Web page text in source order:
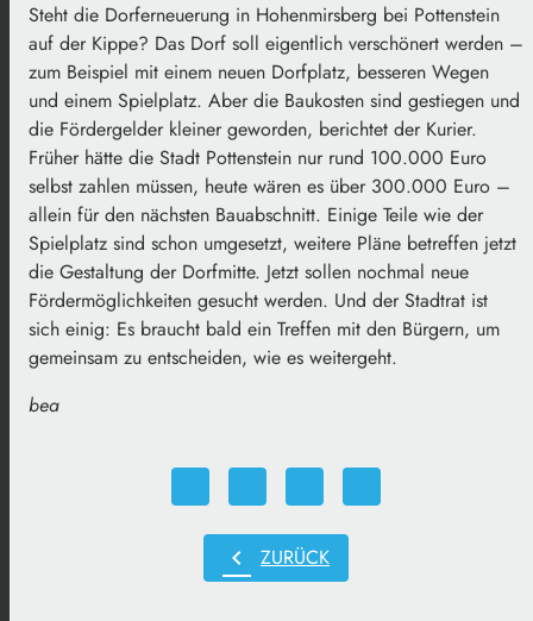
Steht die Dorferneuerung in Hohenmirsberg bei Pottenstein
auf der Kippe? Das Dorf soll eigentlich verschönert werden –
zum Beispiel mit einem neuen Dorfplatz, besseren Wegen
und einem Spielplatz. Aber die Baukosten sind gestiegen und
die Fördergelder kleiner geworden, berichtet der Kurier.
Früher hätte die Stadt Pottenstein nur rund 100.000 Euro
selbst zahlen müssen, heute wären es über 300.000 Euro –
allein für den nächsten Bauabschnitt. Einige Teile wie der
Spielplatz sind schon umgesetzt, weitere Pläne betreffen jetzt
die Gestaltung der Dorfmitte. Jetzt sollen nochmal neue
Fördermöglichkeiten gesucht werden. Und der Stadtrat ist
sich einig: Es braucht bald ein Treffen mit den Bürgern, um
gemeinsam zu entscheiden, wie es weitergeht.
bea
chevron_left ZURÜCK